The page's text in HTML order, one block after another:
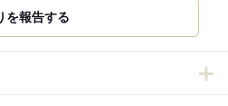
を報告する